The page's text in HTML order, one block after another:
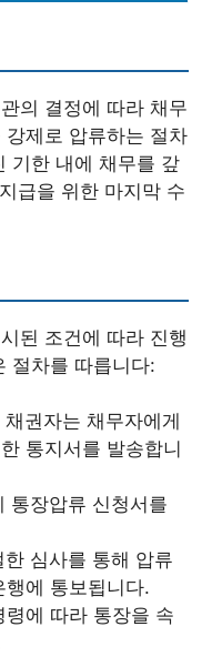
의 결정에 따라 채무
제로 압류하는 절차
기한 내에 채무를 갚
급을 위한 마지막 수
된 조건에 따라 진행
절차를 따릅니다:
채권자는 채무자에게
통지서를 발송합니
통장압류 신청서를
심사를 통해 압류
에 통보됩니다.
에 따라 통장을 속